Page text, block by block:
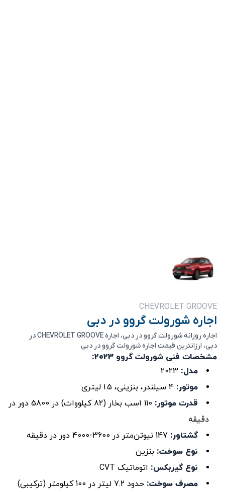
CHEVROLET GROOVE
اجاره شورولت گروو در دبی
اجاره روزانه شورولت گروو در دبی، اجاره CHEVROLET GROOVE در
دبی، ارزانترین قیمت اجاره شورولت گروو در دبی
مشخصات فنی شورولت گروو 2023:
مدل:
موتور:
قدرت موتور:
110 اسب بخار (82 کیلووات) در 5800 دور در
دقیقه
گشتاور:
نوع سوخت: بنزین
نوع گیربکس: اتوماتیک CVT
مصرف سوخت: حدود 7.2 لیتر در 100 کیلومتر (ترکیبی)